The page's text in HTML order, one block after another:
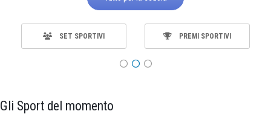
SET SPORTIVI PREMI SPORTIVI
Gli Sport del momento